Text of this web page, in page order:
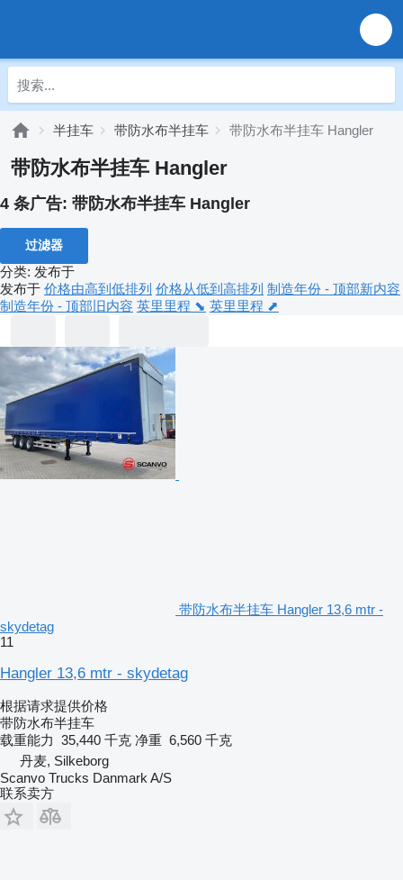
半挂车 带防水布半挂车 带防水布半挂车 Hangler
带防水布半挂车 Hangler
4 条广告: 带防水布半挂车 Hangler
过滤器
分类: 发布于
发布于 价格由高到低排列 价格从低到高排列 制造年份 - 顶部新内容
制造年份 - 顶部旧内容 英里里程 ⬊ 英里里程 ⬈
带防水布半挂车 Hangler 13,6 mtr -
skydetag
11
Hangler 13,6 mtr - skydetag
根据请求提供价格
带防水布半挂车
载重能力 35,440 千克 净重 6,560 千克
丹麦, Silkeborg
Scanvo Trucks Danmark A/S
联系卖方